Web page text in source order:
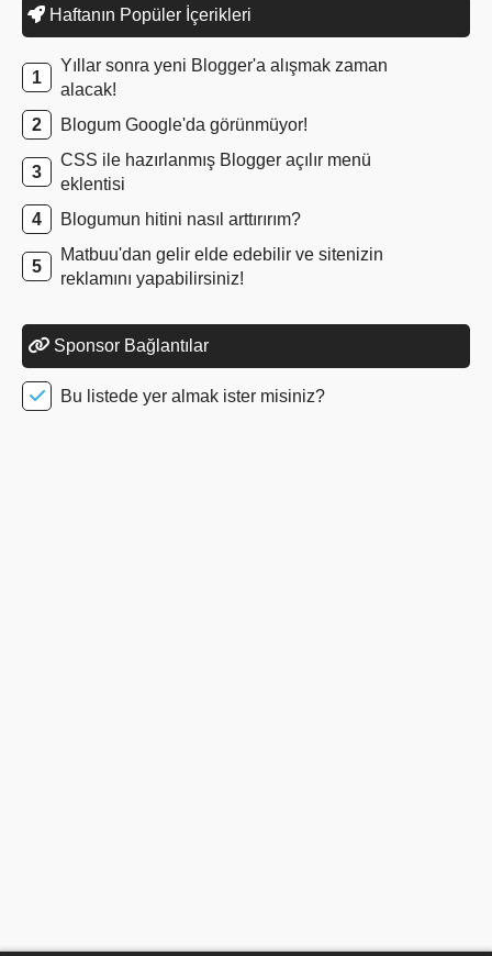
Haftanın Popüler İçerikleri
Yıllar sonra yeni Blogger'a alışmak zaman
alacak!
Blogum Google'da görünmüyor!
CSS ile hazırlanmış Blogger açılır menü
eklentisi
Blogumun hitini nasıl arttırırım?
Matbuu'dan gelir elde edebilir ve sitenizin
reklamını yapabilirsiniz!
Sponsor Bağlantılar
Bu listede yer almak ister misiniz?